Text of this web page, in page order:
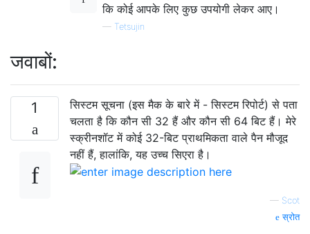
कि कोई आपके लिए कुछ उपयोगी लेकर आए।
— Tetsujin
जवाबों:
1
सिस्टम सूचना (इस मैक के बारे में - सिस्टम रिपोर्ट) से पता
चलता है कि कौन सी 32 हैं और कौन सी 64 बिट हैं। मेरे
स्क्रीनशॉट में कोई 32-बिट प्राथमिकता वाले पैन मौजूद
नहीं हैं, हालांकि, यह उच्च सिएरा है।
— Scot
स्रोत